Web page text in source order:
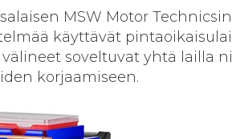
MSW Motor Technicsin
käyttävät
soveltuvat yhtä lailla
korjaamiseen.